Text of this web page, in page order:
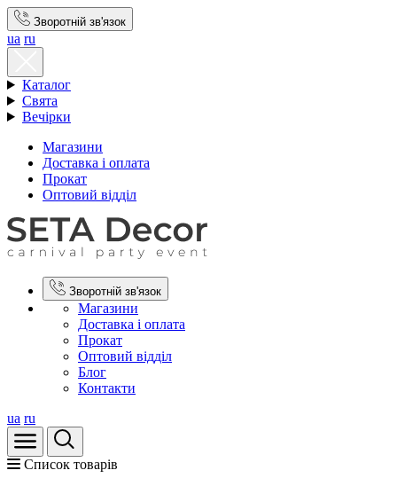
Зворотній зв'язок
ua ru
Каталог
Свята
Вечірки
Магазини
Доставка і оплата
Прокат
Оптовий відділ
Зворотній зв'язок
Магазини
Доставка і оплата
Прокат
Оптовий відділ
Блог
Контакти
ua ru
Список товарів